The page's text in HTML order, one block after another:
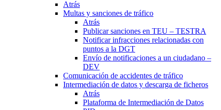
Atrás
Multas y sanciones de tráfico
Atrás
Publicar sanciones en TEU – TESTRA
Notificar infracciones relacionadas con
puntos a la DGT
Envío de notificaciones a un ciudadano –
DEV
Comunicación de accidentes de tráfico
Intermediación de datos y descarga de ficheros
Atrás
Plataforma de Intermediación de Datos